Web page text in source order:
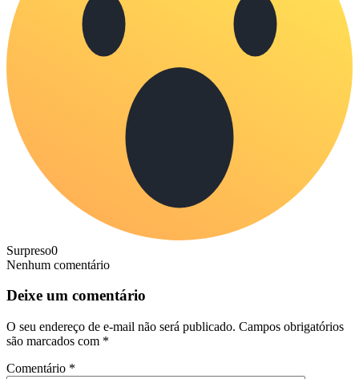
Surpreso0
Nenhum comentário
Deixe um comentário
O seu endereço de e-mail não será publicado. Campos obrigatórios
são marcados com *
Comentário *